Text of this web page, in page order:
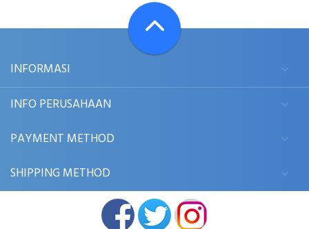
INFORMASI
INFO PERUSAHAAN
PAYMENT METHOD
SHIPPING METHOD